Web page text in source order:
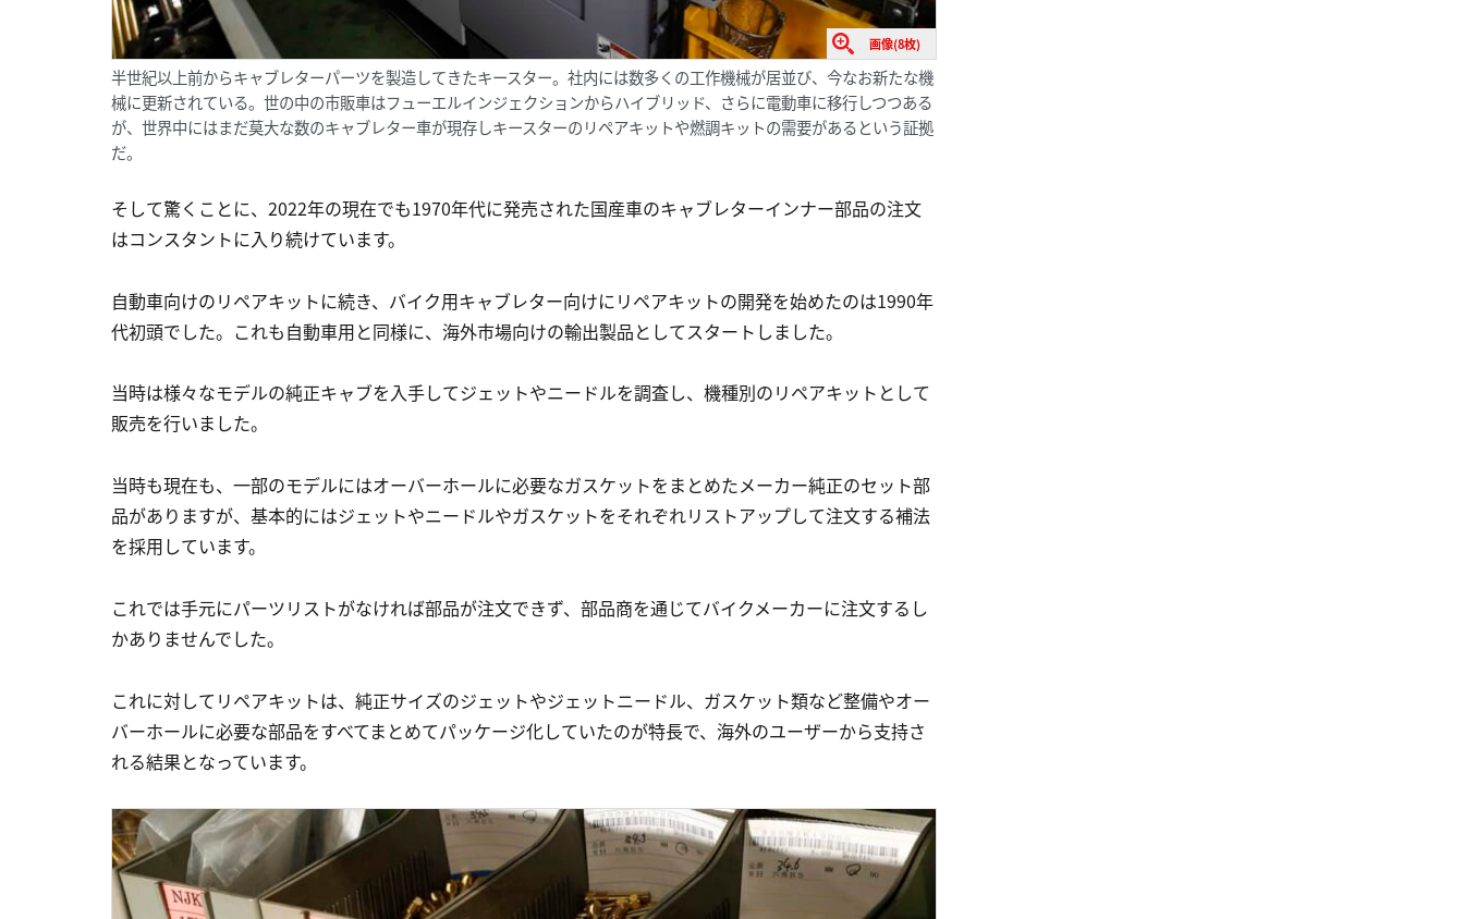
画像(8枚)
半世紀以上前からキャブレターパーツを製造してきたキースター。社内には数多くの工作機械が居並び、今なお新たな機
械に更新されている。世の中の市販車はフューエルインジェクションからハイブリッド、さらに電動車に移行しつつある
が、世界中にはまだ莫大な数のキャブレター車が現存しキースターのリペアキットや燃調キットの需要があるという証拠
だ。
そして驚くことに、2022年の現在でも1970年代に発売された国産車のキャブレターインナー部品の注文
はコンスタントに入り続けています。
自動車向けのリペアキットに続き、バイク用キャブレター向けにリペアキットの開発を始めたのは1990年
代初頭でした。これも自動車用と同様に、海外市場向けの輸出製品としてスタートしました。
当時は様々なモデルの純正キャブを入手してジェットやニードルを調査し、機種別のリペアキットとして
販売を行いました。
当時も現在も、一部のモデルにはオーバーホールに必要なガスケットをまとめたメーカー純正のセット部
品がありますが、基本的にはジェットやニードルやガスケットをそれぞれリストアップして注文する補法
を採用しています。
これでは手元にパーツリストがなければ部品が注文できず、部品商を通じてバイクメーカーに注文するし
かありませんでした。
これに対してリペアキットは、純正サイズのジェットやジェットニードル、ガスケット類など整備やオー
バーホールに必要な部品をすべてまとめてパッケージ化していたのが特長で、海外のユーザーから支持さ
れる結果となっています。